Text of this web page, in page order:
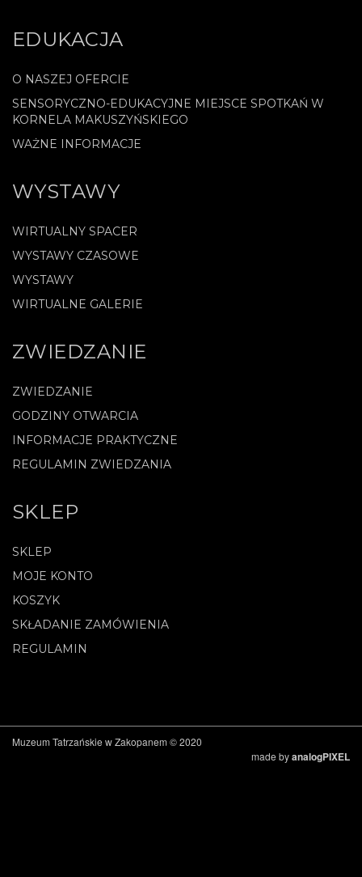
EDUKACJA
O NASZEJ OFERCIE
SENSORYCZNO-EDUKACYJNE MIEJSCE SPOTKAŃ W
KORNELA MAKUSZYŃSKIEGO
WAŻNE INFORMACJE
WYSTAWY
WIRTUALNY SPACER
WYSTAWY CZASOWE
WYSTAWY
WIRTUALNE GALERIE
ZWIEDZANIE
ZWIEDZANIE
GODZINY OTWARCIA
INFORMACJE PRAKTYCZNE
REGULAMIN ZWIEDZANIA
SKLEP
SKLEP
MOJE KONTO
KOSZYK
SKŁADANIE ZAMÓWIENIA
REGULAMIN
Muzeum Tatrzańskie w Zakopanem © 2020
made byanalogPIXEL